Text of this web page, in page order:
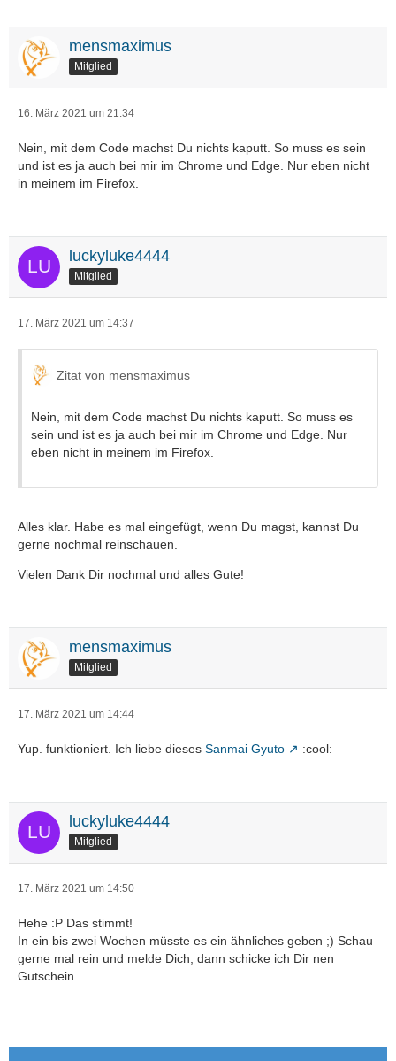
mensmaximus
Mitglied
16. März 2021 um 21:34
Nein, mit dem Code machst Du nichts kaputt. So muss es sein
und ist es ja auch bei mir im Chrome und Edge. Nur eben nicht
in meinem im Firefox.
luckyluke4444
Mitglied
17. März 2021 um 14:37
Zitat von mensmaximus
Nein, mit dem Code machst Du nichts kaputt. So muss es
sein und ist es ja auch bei mir im Chrome und Edge. Nur
eben nicht in meinem im Firefox.
Alles klar. Habe es mal eingefügt, wenn Du magst, kannst Du
gerne nochmal reinschauen.
Vielen Dank Dir nochmal und alles Gute!
mensmaximus
Mitglied
17. März 2021 um 14:44
Yup. funktioniert. Ich liebe dieses Sanmai Gyuto :cool:
luckyluke4444
Mitglied
17. März 2021 um 14:50
Hehe :P Das stimmt!
In ein bis zwei Wochen müsste es ein ähnliches geben ;) Schau
gerne mal rein und melde Dich, dann schicke ich Dir nen
Gutschein.